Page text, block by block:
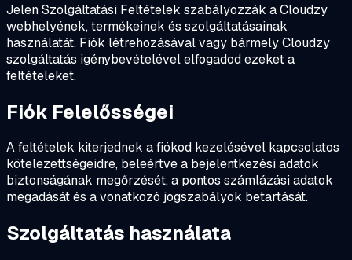
Jelen Szolgáltatási Feltételek szabályozzák a Cloudzy
webhelyének, termékeinek és szolgáltatásainak
használatát. Fiók létrehozásával vagy bármely Cloudzy
szolgáltatás igénybevételével elfogadod ezeket a
feltételeket.
Fiók Felelősségei
A feltételek kiterjednek a fiókod kezelésével kapcsolatos
kötelezettségeidre, beleértve a bejelentkezési adatok
biztonságának megőrzését, a pontos számlázási adatok
megadását és a vonatkozó jogszabályok betartását.
Szolgáltatás használata